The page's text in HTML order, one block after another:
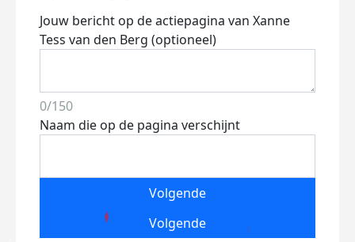
Jouw bericht op de actiepagina van Xanne
Tess van den Berg (optioneel)
0/150
Naam die op de pagina verschijnt
Volgende
Volgende